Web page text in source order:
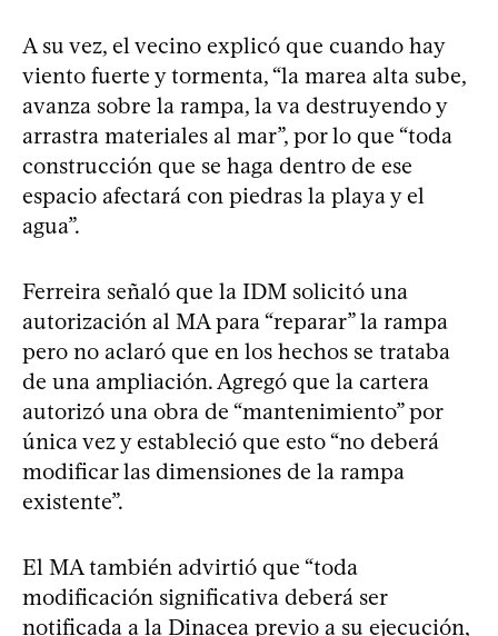
A su vez, el vecino explicó que cuando hay
viento fuerte y tormenta, “la marea alta sube,
avanza sobre la rampa, la va destruyendo y
arrastra materiales al mar”, por lo que “toda
construcción que se haga dentro de ese
espacio afectará con piedras la playa y el
agua”.
Ferreira señaló que la IDM solicitó una
autorización al MA para “reparar” la rampa
pero no aclaró que en los hechos se trataba
de una ampliación. Agregó que la cartera
autorizó una obra de “mantenimiento” por
única vez y estableció que esto “no deberá
modificar las dimensiones de la rampa
existente”.
El MA también advirtió que “toda
modificación significativa deberá ser
notificada a la Dinacea previo a su ejecución,